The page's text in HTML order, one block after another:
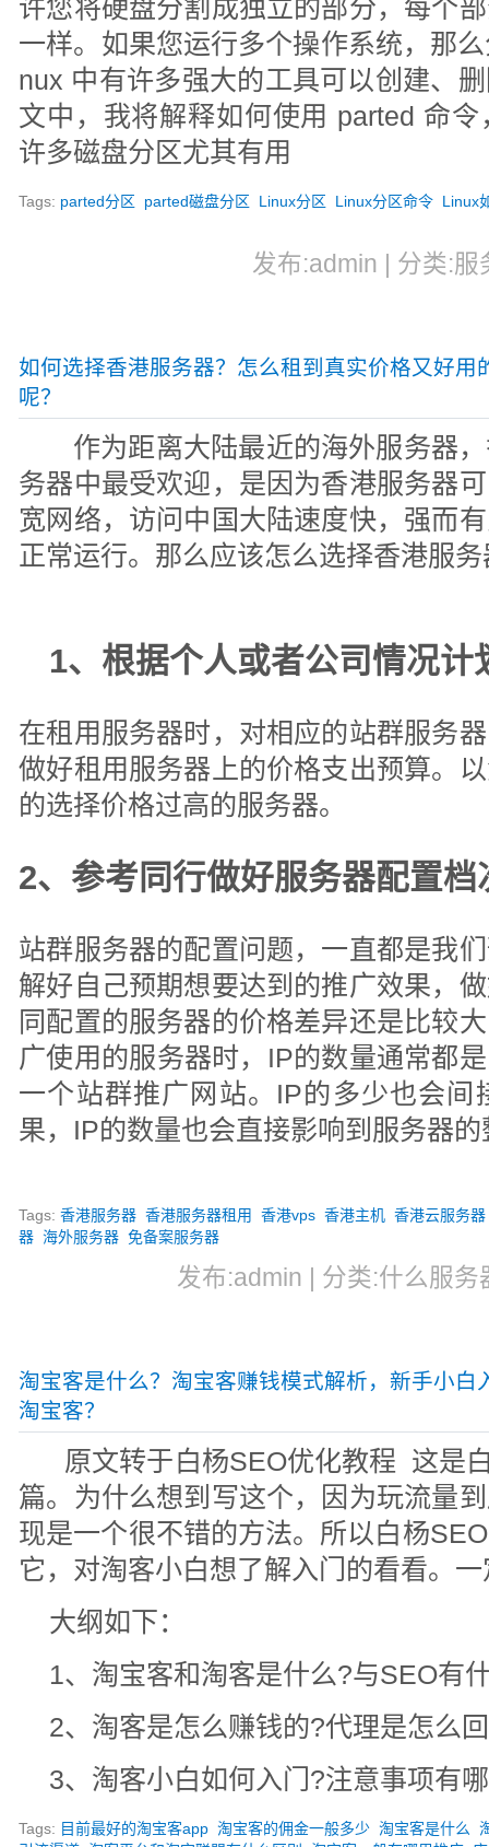
许您将硬盘分割成独立的部分，每个
一样。如果您运行多个操作系统，那
nux 中有许多强大的工具可以创建、
文中，我将解释如何使用 parted 命
许多磁盘分区尤其有用
Tags: parted分区 parted磁盘分区 Linux分区 Linux分区命令 Linux
发布:admin | 分类:
如何选择香港服务器？怎么租到真实价格又好用
呢？
作为距离大陆最近的海外服务器
务器中最受欢迎，是因为香港服务器
宽网络，访问中国大陆速度快，强而
正常运行。那么应该怎么选择香港服
1、根据个人或者公司情况计
在租用服务器时，对相应的站群服务
做好租用服务器上的价格支出预算。
的选择价格过高的服务器。
2、参考同行做好服务器配置档
站群服务器的配置问题，一直都是我
解好自己预期想要达到的推广效果，
同配置的服务器的价格差异还是比较
广使用的服务器时，IP的数量通常都
一个站群推广网站。IP的多少也会间
果，IP的数量也会直接影响到服务器
Tags:香港服务器 香港服务器租用 香港vps 香港主机 香港云服务器
器 海外服务器 免备案服务器
发布:admin | 分类:什么服
淘宝客是什么？淘宝客赚钱模式解析，新手小白
淘宝客？
原文转于白杨SEO优化教程 这是
篇。为什么想到写这个，因为玩流量
现是一个很不错的方法。所以白杨
它，对淘客小白想了解入门的看看。
大纲如下：
1、淘宝客和淘客是什么?与SEO有
2、淘客是怎么赚钱的?代理是怎么
3、淘客小白如何入门?注意事项有
Tags: 目前最好的淘宝客app 淘宝客的佣金一般多少 淘宝客是什么